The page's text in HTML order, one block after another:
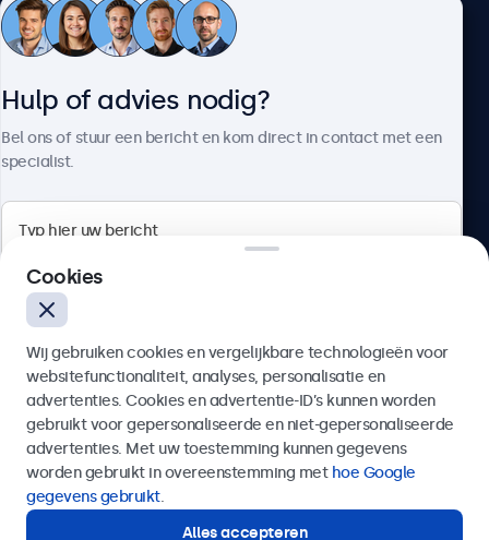
Klantenservice
4.8/5 door 5000+ bedrijven
Nederlands
Hulp of advies nodig?
Bel ons of stuur een bericht en kom direct in contact met een
specialist.
Verzenden
Of bel ons op
Cookies
Wij gebruiken cookies en vergelijkbare technologieën voor
websitefunctionaliteit, analyses, personalisatie en
advertenties. Cookies en advertentie-ID’s kunnen worden
gebruikt voor gepersonaliseerde en niet-gepersonaliseerde
advertenties. Met uw toestemming kunnen gegevens
worden gebruikt in overeenstemming met hoe Google
gegevens gebruikt.
Alles accepteren